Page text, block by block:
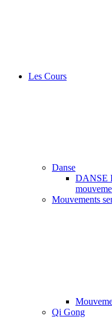
Les Cours
Danse
DANSE
Mouvements
Qi Gong